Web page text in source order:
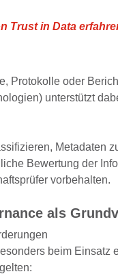
Trust in Data
Protokolle oder
unterstützt
Metadaten
Bewertung der
vorbehalten.
als
beim Einsatz